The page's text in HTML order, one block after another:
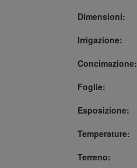
Dimensioni:
Irrigazione:
Concimazione:
Foglie:
Esposizione:
Temperature:
Terreno: